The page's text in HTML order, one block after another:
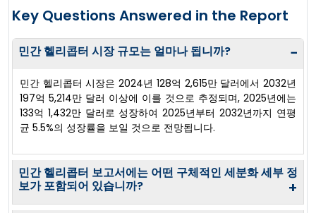
Key Questions Answered in the Report
민간 헬리콥터 시장 규모는 얼마나 됩니까? −
민간 헬리콥터 시장은 2024년 128억 2,615만 달러에서 2032년
197억 5,214만 달러 이상에 이를 것으로 추정되며, 2025년에는
133억 1,432만 달러로 성장하여 2025년부터 2032년까지 연평
균 5.5%의 성장률을 보일 것으로 전망됩니다.
민간 헬리콥터 보고서에는 어떤 구체적인 세분화 세부 정
보가 포함되어 있습니까?
+